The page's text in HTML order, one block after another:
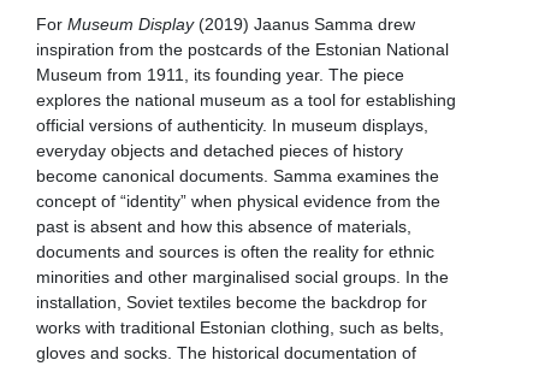
For Museum Display(2019) Jaanus Samma drew
inspiration from the postcards of the Estonian National
Museum from 1911, its founding year. The piece
explores the national museum as a tool for establishing
official versions of authenticity. In museum displays,
everyday objects and detached pieces of history
become canonical documents. Samma examines the
concept of “identity” when physical evidence from the
past is absent and how this absence of materials,
documents and sources is often the reality for ethnic
minorities and other marginalised social groups. In the
installation, Soviet textiles become the backdrop for
works with traditional Estonian clothing, such as belts,
gloves and socks. The historical documentation of